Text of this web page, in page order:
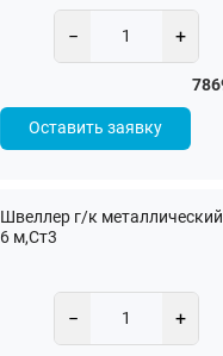
− +
Оставить заявку
Швеллер г/к
6 м,Ст3
− +